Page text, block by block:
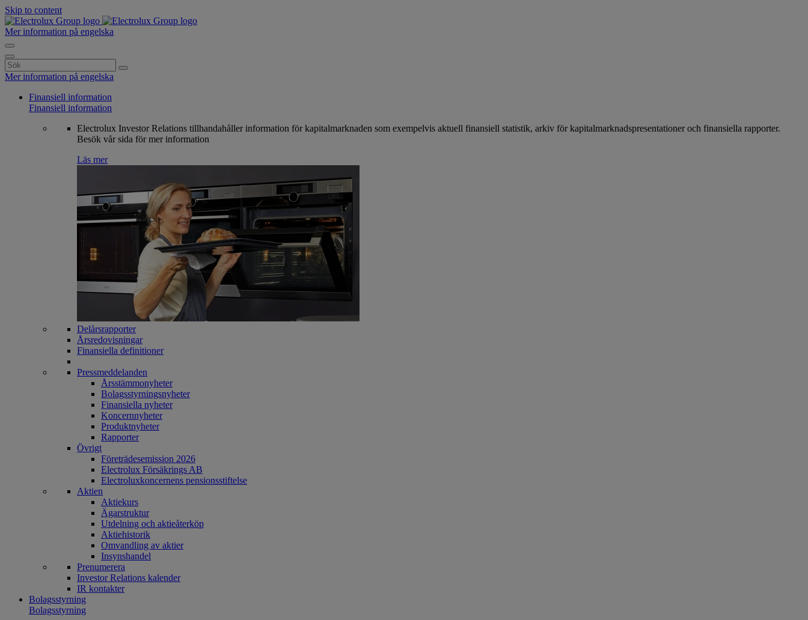
Skip to content
Mer information på engelska
Search
for:
Mer information på engelska
Finansiell information
Finansiell information
Electrolux Investor Relations tillhandahåller information för kapitalmarknaden som exempelvis aktuell finansiell statistik, arkiv för kapitalmarknadspresentationer och finansiella rapporter.
Besök vår sida för mer information
Läs mer
Delårsrapporter
Årsredovisningar
Finansiella definitioner
Pressmeddelanden
Årsstämmonyheter
Bolagsstyrningsnyheter
Finansiella nyheter
Koncernnyheter
Produktnyheter
Rapporter
Övrigt
Företrädesemission 2026
Electrolux Försäkrings AB
Electroluxkoncernens pensionsstiftelse
Aktien
Aktiekurs
Ägarstruktur
Utdelning och aktieåterköp
Aktiehistorik
Omvandling av aktier
Insynshandel
Prenumerera
Investor Relations kalender
IR kontakter
Bolagsstyrning
Bolagsstyrning